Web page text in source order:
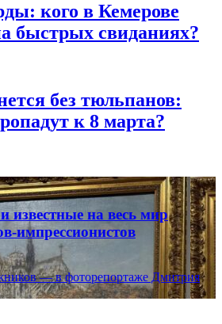
кого в Кемерове
быстрых свиданиях?
без тюльпанов:
к 8 марта?
известные на весь мир
импрессионистов
— в фоторепортаже Дмитрия